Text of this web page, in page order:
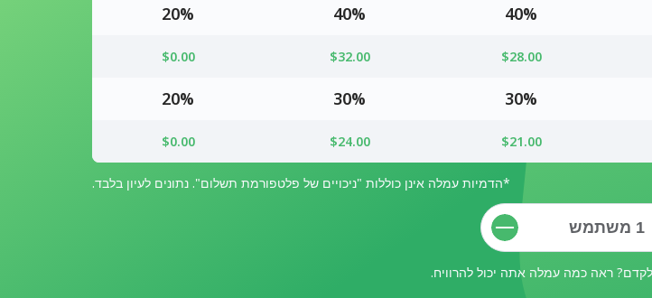
40%
40%
20%
$28.00
$32.00
$0.00
30%
30%
20%
$21.00
$24.00
$0.00
*הדמיות עמלה אינן כוללות "ניכויים של פלטפורמת תשלום". נתונים לעיון בלבד.
ראה כמה עמלה אתה יכול להרוויח.